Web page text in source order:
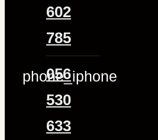
602
785
phone_iphone
056
530
633